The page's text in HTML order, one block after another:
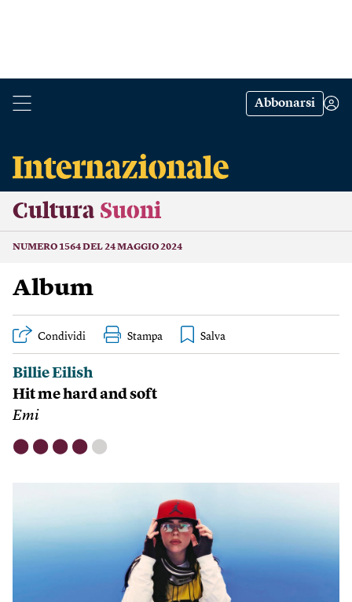
Abbonarsi
Cultura Suoni
NUMERO 1564 DEL 24 MAGGIO 2024
Album
Condividi Stampa
Billie Eilish
Hit me hard and soft
Emi
⬤ ⬤ ⬤ ⬤ ⬤